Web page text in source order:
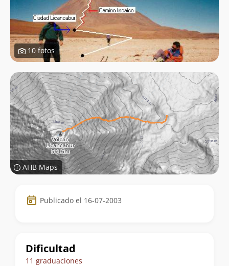
10 fotos
AHB Maps
Datos
de
ruta
Publicado el 16-07-2003
Dificultad
11 graduaciones